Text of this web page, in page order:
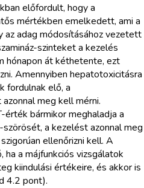
előfordult, hogy a
mértékben emelkedett, ami a
az adag módosításához vezetett
szinteket a kezelés
hónapon át kéthetente, ezt
Amennyiben hepatotoxicitásra
fordulnak elő, a
meg kell mérni.
érték bármikor meghaladja a
a kezelést azonnal meg
ellenőrizni kell. A
a májfunkciós vizsgálatok
kiindulási értékeire, és akkor is
4.2 pont).